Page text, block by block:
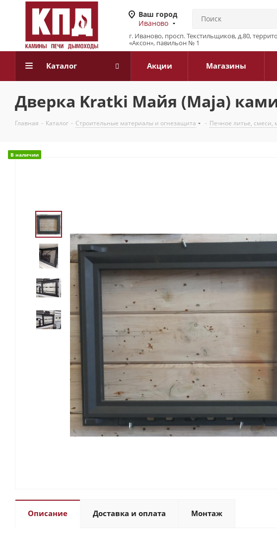
Ваш город
Иваново
г. Иваново, просп. Текстильщиков, д.80,
«Аксон», павильон № 1
Каталог Акции Магазины
Дверка Kratki Майя (Maja)
Главная - Каталог - Строительные материалы и огнезащита - Печное литье, смеси,
В наличии
Описание Доставка и оплата Монтаж